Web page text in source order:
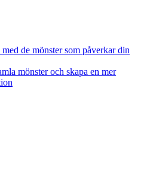
de mönster som påverkar din
mönster och skapa en mer